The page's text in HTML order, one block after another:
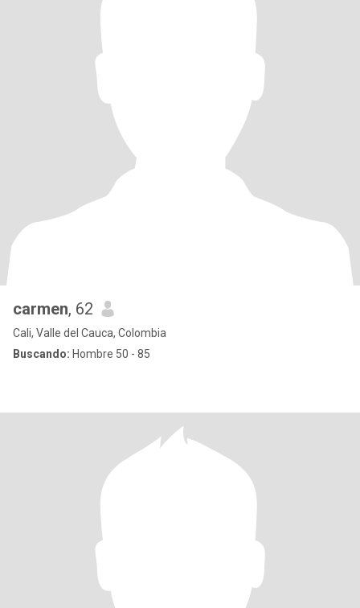
carmen, 62
Cali, Valle del Cauca, Colombia
Buscando: Hombre 50 - 85